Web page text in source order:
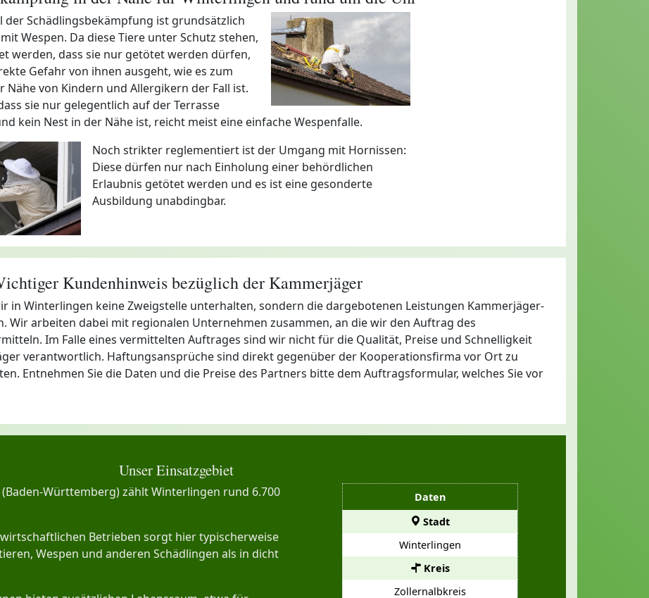
der Schädlingsbekämpfung ist grundsätzlich
Wespen. Da diese Tiere unter Schutz stehen,
werden, dass sie nur getötet werden dürfen,
Gefahr von ihnen ausgeht, wie es zum
Nähe von Kindern und Allergikern der Fall ist.
sie nur gelegentlich auf der Terrasse
kein Nest in der Nähe ist, reicht meist eine einfache Wespenfalle.
Noch strikter reglementiert ist der Umgang mit Hornissen:
Diese dürfen nur nach Einholung einer behördlichen
Erlaubnis getötet werden und es ist eine gesonderte
Ausbildung unabdingbar.
Kundenhinweis bezüglich der Kammerjäger
in Winterlingen keine Zweigstelle unterhalten, sondern die dargebotenen Leistungen Kammerjäger-
arbeiten dabei mit regionalen Unternehmen zusammen, an die wir den Auftrag des
Im Falle eines vermittelten Auftrages sind wir nicht für die Qualität, Preise und Schnelligkeit
verantwortlich. Haftungsansprüche sind direkt gegenüber der Kooperationsfirma vor Ort zu
Entnehmen Sie die Daten und die Preise des Partners bitte dem Auftragsformular, welches Sie vor
Unser Einsatzgebiet
Daten
Stadt
Winterlingen
Kreis
Zollernalbkreis
Württemberg) zählt Winterlingen rund 6.700
Betrieben sorgt hier typischerweise
Wespen und anderen Schädlingen als in dicht